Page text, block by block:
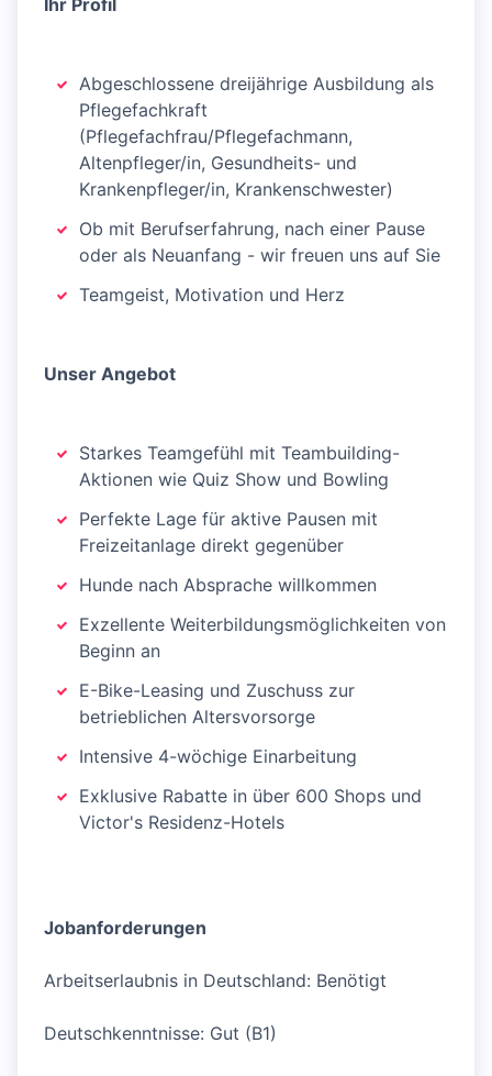
Ihr Profil
Abgeschlossene dreijährige Ausbildung als
Pflegefachkraft
(Pflegefachfrau/Pflegefachmann,
Altenpfleger/in, Gesundheits- und
Krankenpfleger/in, Krankenschwester)
Ob mit Berufserfahrung, nach einer Pause
oder als Neuanfang - wir freuen uns auf Sie
Teamgeist, Motivation und Herz
Unser Angebot
Starkes Teamgefühl mit Teambuilding-
Aktionen wie Quiz Show und Bowling
Perfekte Lage für aktive Pausen mit
Freizeitanlage direkt gegenüber
Hunde nach Absprache willkommen
Exzellente Weiterbildungsmöglichkeiten von
Beginn an
E-Bike-Leasing und Zuschuss zur
betrieblichen Altersvorsorge
Intensive 4-wöchige Einarbeitung
Exklusive Rabatte in über 600 Shops und
Victor's Residenz-Hotels
Jobanforderungen
Arbeitserlaubnis in Deutschland: Benötigt
Deutschkenntnisse: Gut (B1)